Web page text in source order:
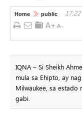
Home public
IQNA – Si Sheikh
mula sa Ehipto, ay
Milwaukee, sa estado
gabi.